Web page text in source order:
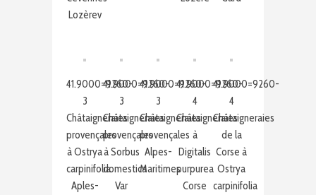
Lozèrev
41.9000=9260-
3
Châtaigneraies
provençales
à Ostrya
carpinifolia
Aples-
41.9000=9260-
3
Châtaigneraies
provençales
à Sorbus
domestica
Var
41.9000=9260-
3
Châtaigneraies
provençales
Alpes-
Maritimes
41.9000=9260-
4
Châtaigneraies
à
Digitalis
purpurea
Corse
41.9000=9260-
4
Châtaigneraies
de la
Corse à
Ostrya
carpinifolia